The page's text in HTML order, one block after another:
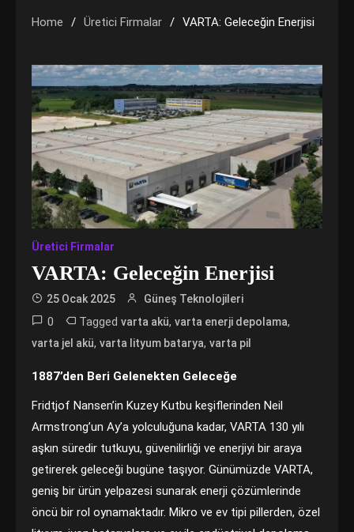
Home Üretici Firmalar VARTA: Geleceğin Enerjisi
Üretici Firmalar
VARTA: Geleceğin Enerjisi
25 Ocak 2025 Güneş Teknolojileri
0 Tagged varta akü, varta enerji depolama,
varta jel akü, varta lityum batarya, varta pil
1887’den Beri Gelenekten Geleceğe
Fridtjof Nansen’in Kuzey Kutbu keşiflerinden Neil
Armstrong’un Ay’a yolculuğuna kadar, VARTA 130 yılı
aşkın süredir tutkuyu, güvenilirliği ve enerjiyi bir araya
getirerek geleceği bugüne taşıyor. Günümüzde VARTA,
geniş bir ürün yelpazesi sunarak enerji çözümlerinde
öncü bir rol oynamaktadır. Mikro ve ev tipi pillerden, özel